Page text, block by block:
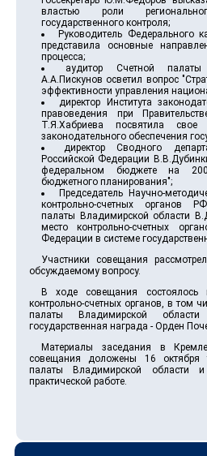
властью роли
государственного контроля;
Руководитель Федерального
представила основные
процесса;
аудитор Счетной
А.А.Пискунов осветил вопрос
эффективности управления
директор Института
правоведения при
Т.Я.Хабриева посвятила свое
законодательного обеспечения
директор Сводного
Российской Федерации
федеральном бюджете на
бюджетного планирования";
Председатель Научно-
контрольно-счетных органов
палаты Владимирской области
место контрольно-счетных
Федерации в системе
Участники совещания
обсуждаемому вопросу.
В ходе совещания состоялось
контрольно-счетных органов, в том
палаты Владимирской области
государственная награда - Орден
Материалы заседания в
совещания доложены 16 октября
палаты Владимирской области
практической работе.